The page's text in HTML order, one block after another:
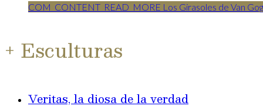
COM_CONTENT_READ_MORE Los Girasoles de Van
+ Esculturas
Veritas, la diosa de la verdad